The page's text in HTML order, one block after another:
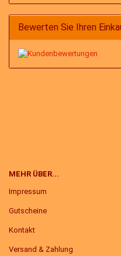
Bewerten Sie Ihren
MEHR ÜBER...
Impressum
Gutscheine
Kontakt
Versand & Zahlung